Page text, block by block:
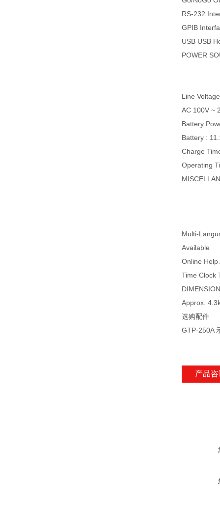
RS-232
GPIB
USB USB
POWER
Line
AC 100V ~
Battery
Battery :
Charge
Operating
Multi-
Available
Online Help
Time Clock
Approx.
选购配件
GTP-250A
产品